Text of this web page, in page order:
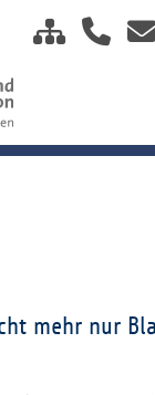
mehr nur